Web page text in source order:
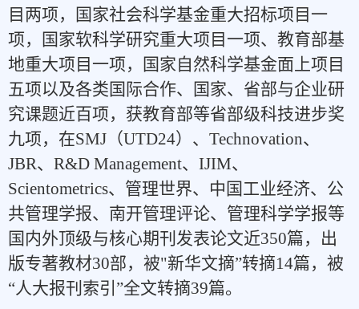
目两项，国家社会科学基金重大招标项目一
项，国家软科学研究重大项目一项、教育部基
地重大项目一项，国家自然科学基金面上项目
五项以及各类国际合作、国家、省部与企业研
究课题近百项，获教育部等省部级科技进步奖
九项，在SMJ（UTD24）、Technovation、
JBR、R&D Management、IJIM、
Scientometrics、管理世界、中国工业经济、公
共管理学报、南开管理评论、管理科学学报等
国内外顶级与核心期刊发表论文近350篇，出
版专著教材30部，被"新华文摘”转摘14篇，被
“人大报刊索引”全文转摘39篇。